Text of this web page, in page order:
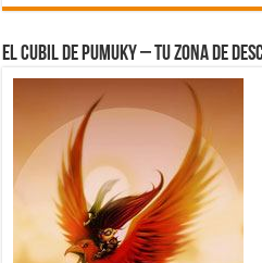
El Cubil de Pumuky – Tu zona de